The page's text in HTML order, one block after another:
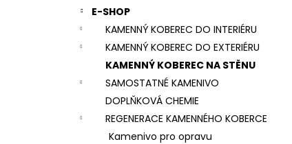
E-SHOP
KAMENNÝ KOBEREC DO INTERIÉRU
KAMENNÝ KOBEREC DO EXTERIÉRU
KAMENNÝ KOBEREC NA STĚNU
SAMOSTATNÉ KAMENIVO
DOPLŇKOVÁ CHEMIE
REGENERACE KAMENNÉHO KOBERCE
Kamenivo pro opravu